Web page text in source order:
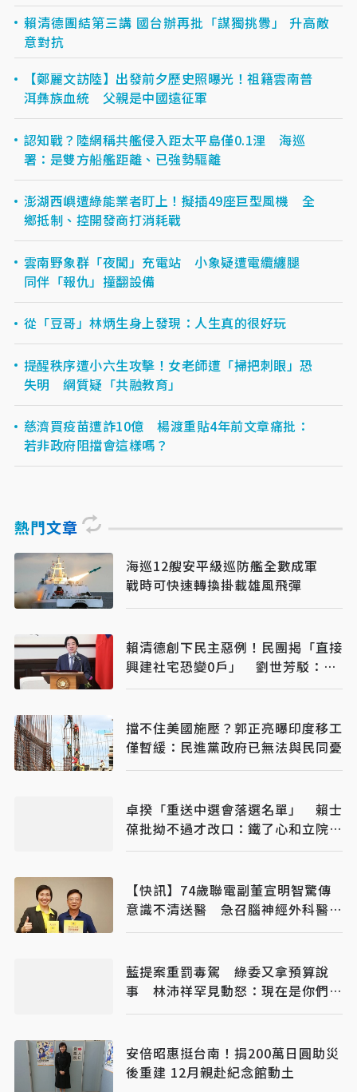
賴清德團結第三講 國台辦再批「謀獨挑釁」 升高敵
意對抗
【鄭麗文訪陸】出發前夕歷史照曝光！祖籍雲南普
洱彝族血統 父親是中國遠征軍
認知戰？陸網稱共艦侵入距太平島僅0.1浬 海巡
署：是雙方船艦距離、已強勢驅離
澎湖西嶼遭綠能業者盯上！擬插49座巨型風機 全
鄉抵制、控開發商打消耗戰
雲南野象群「夜闖」充電站 小象疑遭電纜纏腿
同伴「報仇」撞翻設備
從「豆哥」林炳生身上發現：人生真的很好玩
提醒秩序遭小六生攻擊！女老師遭「掃把刺眼」恐
失明 網質疑「共融教育」
慈濟買疫苗遭詐10億 楊渡重貼4年前文章痛批：
若非政府阻擋會這樣嗎？
熱門文章
海巡12艘安平級巡防艦全數成軍
戰時可快速轉換掛載雄風飛彈
賴清德創下民主惡例！民團揭「直接
興建社宅恐變0戶」 劉世芳駁：以
偏概全
擋不住美國施壓？郭正亮曝印度移工
僅暫緩：民進黨政府已無法與民同憂
卓揆「重送中選會落選名單」 賴士
葆批拗不過才改口：鐵了心和立院對
立
【快訊】74歲聯電副董宣明智驚傳
意識不清送醫 急召腦神經外科醫開
刀
藍提案重罰毒駕 綠委又拿預算說
事 林沛祥罕見動怒：現在是你們在
治理國家
安倍昭惠挺台南！捐200萬日圓助災
後重建 12月親赴紀念館動土